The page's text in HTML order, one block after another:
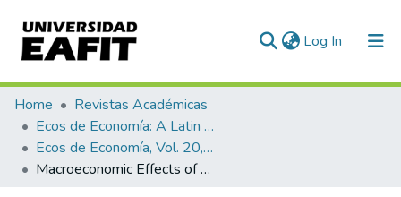
Log In (current)
Communities & Collections
All of DSpace
Statistics
Home
Revistas Académicas
Ecos de Economía: A Latin American Journal of Applied Economics
Ecos de Economía, Vol. 20, No. 43 (2016)
Macroeconomic Effects of Oil Price Fluctuations in Colombia